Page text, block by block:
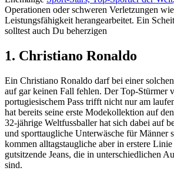
Operationen oder schweren Verletzungen
Leistungsfähigkeit herangearbeitet. Ein
solltest auch Du beherzigen
1. Christiano Ronaldo
Ein Christiano Ronaldo darf bei einer
auf gar keinen Fall fehlen. Der Top-Stürmer
portugiesischem Pass trifft nicht nur am
hat bereits seine erste Modekollektion auf
32-jährige Weltfussballer hat sich dabei auf
und sporttaugliche Unterwäsche für Männer
kommen alltagstaugliche aber in erstere Linie
gutsitzende Jeans, die in unterschiedlichen
sind.